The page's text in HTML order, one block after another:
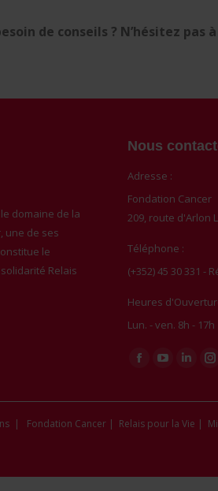
de conseils ? N’hésitez pas
domaine de la
une de ses
le
Relais
Nous
Adresse :
Fondation Cancer
209, route d'Arlon
Téléphone :
(+352) 45 30 331 -
Heures
Lun. - ven. 8h - 17h
Trouvez nous sur :
in
in
in
in
| Fondation Cancer | Relais pour la Vie |